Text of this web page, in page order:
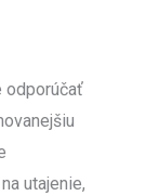
odporúčať
utajenie,